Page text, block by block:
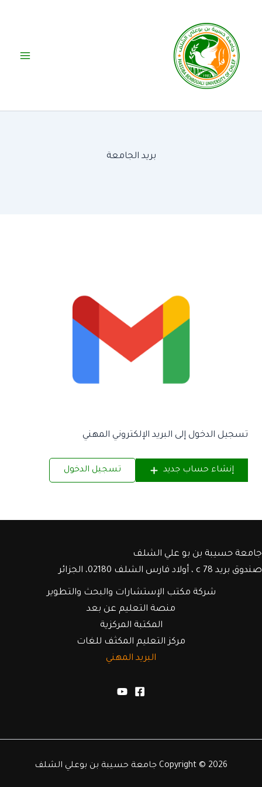
المحتوى
بريد الجامعة
تسجيل الدخول إلى البريد الإلكتروني المهني
إنشاء حساب جديد تسجيل الدخول
جامعة حسيبة بن بو علي الشلف
صندوق بريد c 78 ، أولاد فارس الشلف 02180، الجزائر
شركة مكتب الإستشارات والبحث والتطوير
منصة التعليم عن بعد
المكتبة المركزية
مركز التعليم المكثف للغات
البريد المهني
Copyright © 2026 جامعة حسيبة بن بوعلي الشلف